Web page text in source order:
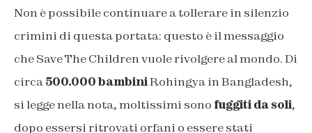
Non è possibile continuare a tollerare in silenzio
crimini di questa portata: questo è il messaggio
che Save The Children vuole rivolgere al mondo. Di
circa 500.000 bambini Rohingya in Bangladesh,
si legge nella nota, moltissimi sono fuggiti da soli,
dopo essersi ritrovati orfani o essere stati